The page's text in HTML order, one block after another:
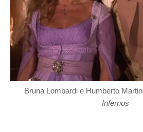
Bruna Lombardi e Humberto
Infernos